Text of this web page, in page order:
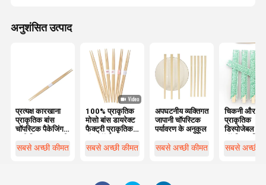
अनुशंसित उत्पाद
प्रत्यक्ष कारखाना
प्राकृतिक बांस
चॉपस्टिक पैकेजिंग
खाद्य चॉपस्टिक और
सबसे अच्छी कीमत
100% प्राकृतिक
मोसो बांस डायरेक्ट
फैक्ट्री प्राकृतिक
पैकेजिंग सुशी
उपयुक्त
सबसे अच्छी कीमत
अपघटनीय व्यक्तिगत
जापानी चॉपस्टिक
पर्यावरण के अनुकूल
सबसे अच्छी कीमत
चिकनी और
प्राकृतिक
डिस्पोजेबल बांस
शादी/पार्टी/
सबसे अच्छी